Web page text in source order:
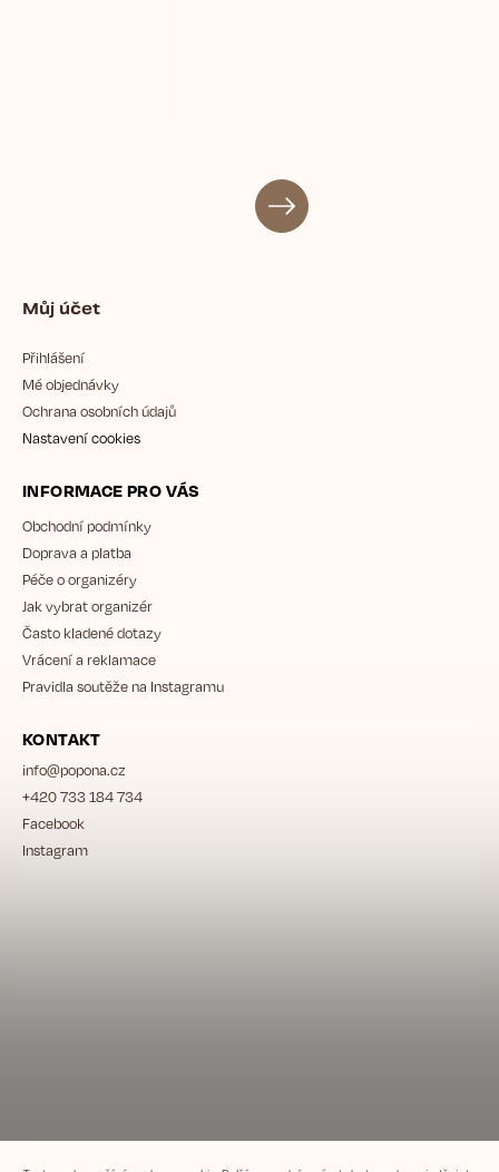
Můj účet
Přihlášení
Mé objednávky
Ochrana osobních údajů
Nastavení cookies
INFORMACE PRO VÁS
Obchodní podmínky
Doprava a platba
Péče o organizéry
Jak vybrat organizér
Často kladené dotazy
Vrácení a reklamace
Pravidla soutěže na Instagramu
KONTAKT
info@popona.cz
+420 733 184 734
Facebook
Instagram